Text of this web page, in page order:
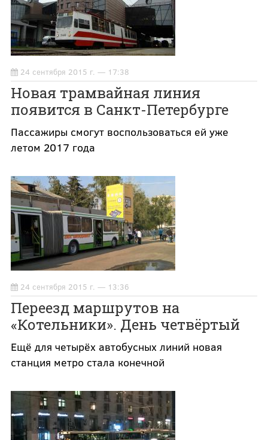
24 сентября 2015 г. — 17:38
Новая трамвайная линия
появится в Санкт-Петербурге
Пассажиры смогут воспользоваться ей уже
летом 2017 года
24 сентября 2015 г. — 13:36
Переезд маршрутов на
«Котельники». День четвёртый
Ещё для четырёх автобусных линий новая
станция метро стала конечной